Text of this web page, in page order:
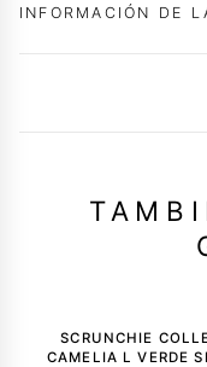
INFORMACIÓN DE
SCRUNCHIE
CAMELIA L VERDE